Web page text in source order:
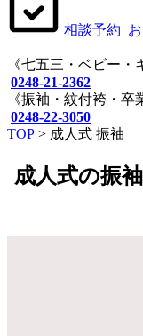
相談予約
《七五三・ベビー・
0248-21-2362
《振袖・紋付袴・卒
0248-22-3050
TOP > 成人式 振袖
成人式の振